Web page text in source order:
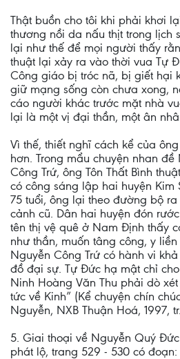
Thật buồn cho tôi khi phải khơi
thương nồi da nấu thịt trong lịch
lại như thế để mọi người thấy
thuật lại xảy ra vào thời vua Tự
Công giáo bị tróc nã, bị giết hại
giữ mạng sống còn chưa xong,
cáo người khác trước mặt nhà
lại là một vị đại thần, một ân
Vì thế, thiết nghĩ cách kể của
hơn. Trong mẩu chuyện nhan
Công Trứ, ông Tôn Thất Bình
có công sáng lập hai huyện Kim
75 tuổi, ông lại theo đường bộ
cảnh cũ. Dân hai huyện đón
tên thị vệ quê ở Nam Định thấy
như thần, muốn tâng công, y
Nguyễn Công Trứ có hành vi
đồ đại sự. Tự Đức hạ mật chỉ
Ninh Hoàng Văn Thu phải dò
tức về Kinh” (Kể chuyện chín
Nguyễn, NXB Thuận Hoá, 1997,
5. Giai thoại về Nguyễn Quý
phát lộ, trang 529 - 530 có đoạn: